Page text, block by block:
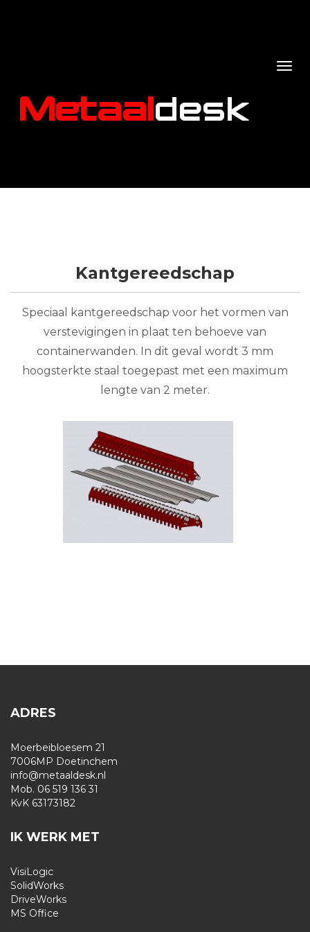
Kantgereedschap
Speciaal kantgereedschap voor het vormen van
verstevigingen in plaat ten behoeve van
containerwanden. In dit geval wordt 3 mm
hoogsterkte staal toegepast met een maximum
lengte van 2 meter.
ADRES
Moerbeibloesem 21
7006MP Doetinchem
info@metaaldesk.nl
Mob. 06 519 136 31
KvK 63173182
IK WERK MET
VisiLogic
SolidWorks
DriveWorks
MS Office